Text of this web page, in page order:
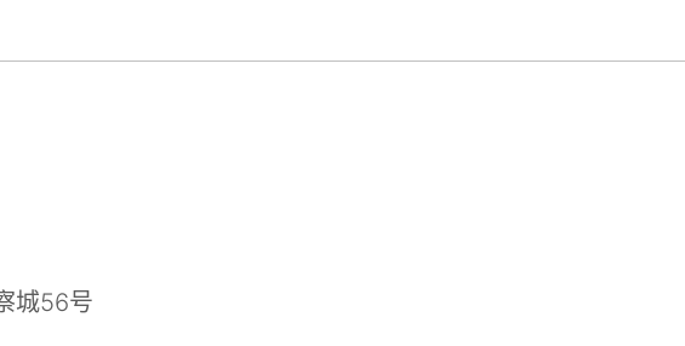
城56号